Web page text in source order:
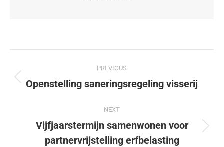
PREVIOUS
Openstelling saneringsregeling visserij
NEXT
Vijfjaarstermijn samenwonen voor
partnervrijstelling erfbelasting